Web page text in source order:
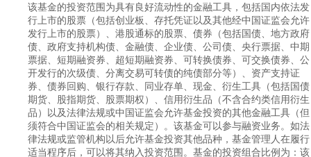
该基金的投资范围为具有良好流动性的金融工具，包括国内依法发
行上市的股票（包括创业板、存托凭证以及其他经中国证监会允许
发行上市的股票）、港股通标的股票、债券（包括国债、地方政府
债、政府支持机构债、金融债、企业债、公司债、央行票据、中期
票据、短期融资券、超短期融资券、可转换债券、可交换债券、公
开发行的次级债、分离交易可转债的纯债部分等）、资产支持证
券、债券回购、银行存款、同业存单、现金、衍生工具（包括国债
期货、股指期货、股票期权）、信用衍生品（不含合约类信用衍生
品）以及法律法规或中国证监会允许基金投资的其他金融工具（但
须符合中国证监会的相关规定）。该基金可以参与融资业务。如法
律法规或监管机构以后允许基金投资其他品种，基金管理人在履行
适当程序后，可以将其纳入投资范围。基金的投资组合比例为：该